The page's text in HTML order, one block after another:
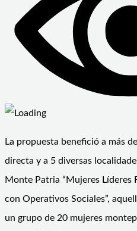
La propuesta benefició a más
directa y a 5 diversas
Monte Patria “Mujeres Líderes
con Operativos Sociales”,
un grupo de 20 mujeres